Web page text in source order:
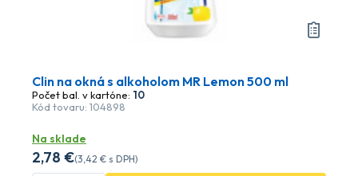
Clin na okná s alkoholom MR Lemon 500 ml
Počet bal. v kartóne: 10
Kód tovaru: 104898
Na sklade
2,78 €(3,42 € s DPH)